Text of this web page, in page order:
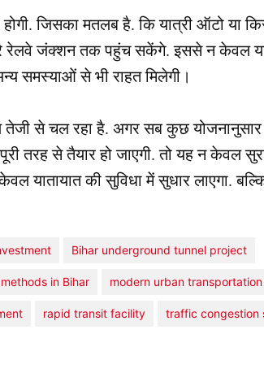
जिसका मतलब है. कि यात्री ऑटो या
रेलवे जंक्शन तक पहुंच सकेंगे. इससे न केवल
समस्याओं से भी राहत मिलेगी।
तेजी से चल रहा है. अगर सब कुछ
तरह से तैयार हो जाएगी. तो यह न केवल
यातायात की सुविधा में सुधार लाएगा.
Bihar underground tunnel project
in Bihar modern urban transportation
rapid transit facility traffic congestion